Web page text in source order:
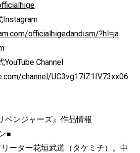
Instagram
officialhigedandism/?hl=ja
Channel
channel/UC3vg17IZ1IV73xx06
ベンジャーズ』作品情報
■
ーター花垣武道（タケミチ）。中